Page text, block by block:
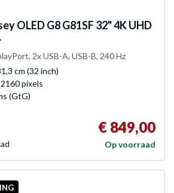
OLED G8 G81SF 32" 4K UHD
2x USB-A, USB-B, 240 Hz
cm (32 inch)
pixels
(GtG)
€ 849,00
Op voorraad